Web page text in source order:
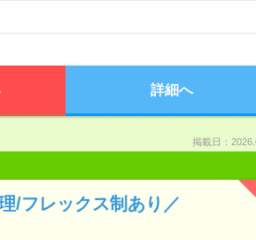
詳細へ
掲載日：
/フレックス制あり／